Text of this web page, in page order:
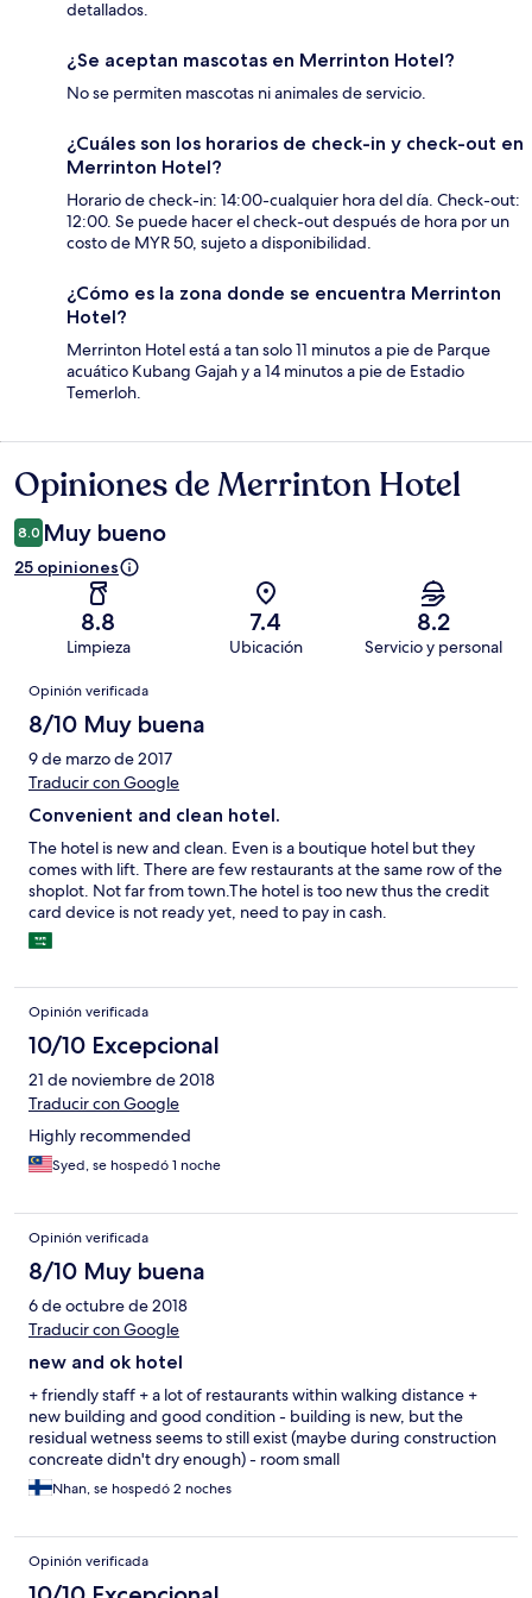
detallados.
¿Se aceptan mascotas en Merrinton Hotel?
No se permiten mascotas ni animales de servicio.
¿Cuáles son los horarios de check-in y check-out en
Merrinton Hotel?
Horario de check-in: 14:00-cualquier hora del día. Check-out:
12:00. Se puede hacer el check-out después de hora por un
costo de MYR 50, sujeto a disponibilidad.
¿Cómo es la zona donde se encuentra Merrinton
Hotel?
Merrinton Hotel está a tan solo 11 minutos a pie de Parque
acuático Kubang Gajah y a 14 minutos a pie de Estadio
Temerloh.
Opiniones
Opiniones de Merrinton Hotel
8.0 Muy bueno
25 opiniones
8.8
Limpieza
7.4
Ubicación
8.2
Servicio y personal
Opiniones
Opinión verificada
8/10 Muy buena
9 de marzo de 2017
Traducir con Google
Convenient and clean hotel.
The hotel is new and clean. Even is a boutique hotel but they
comes with lift. There are few restaurants at the same row of the
shoplot. Not far from town.The hotel is too new thus the credit
card device is not ready yet, need to pay in cash.
Opinión verificada
10/10 Excepcional
21 de noviembre de 2018
Traducir con Google
Highly recommended
Syed, se hospedó 1 noche
Opinión verificada
8/10 Muy buena
6 de octubre de 2018
Traducir con Google
new and ok hotel
+ friendly staff + a lot of restaurants within walking distance +
new building and good condition - building is new, but the
residual wetness seems to still exist (maybe during construction
concreate didn't dry enough) - room small
Nhan, se hospedó 2 noches
Opinión verificada